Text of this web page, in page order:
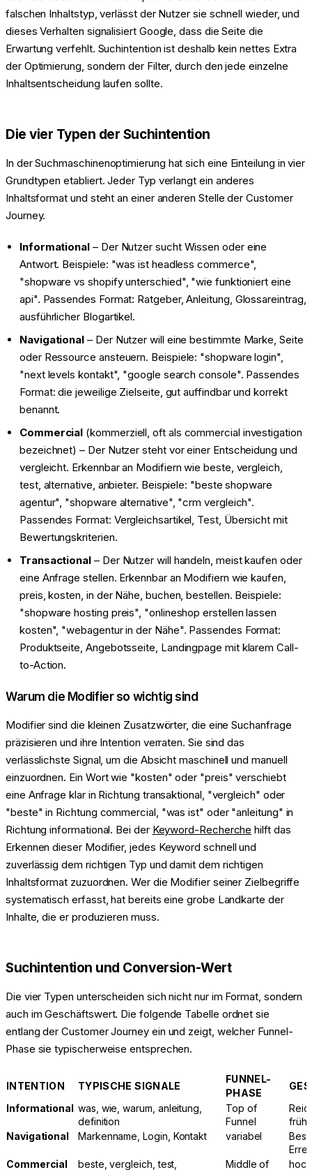
falschen Inhaltstyp, verlässt der Nutzer sie schnell wieder, und
dieses Verhalten signalisiert Google, dass die Seite die
Erwartung verfehlt. Suchintention ist deshalb kein nettes Extra
der Optimierung, sondern der Filter, durch den jede einzelne
Inhaltsentscheidung laufen sollte.
Die vier Typen der Suchintention
In der Suchmaschinenoptimierung hat sich eine Einteilung in vier
Grundtypen etabliert. Jeder Typ verlangt ein anderes
Inhaltsformat und steht an einer anderen Stelle der Customer
Journey.
Informational – Der Nutzer sucht Wissen oder eine
Antwort. Beispiele: "was ist headless commerce",
"shopware vs shopify unterschied", "wie funktioniert eine
api". Passendes Format: Ratgeber, Anleitung, Glossareintrag,
ausführlicher Blogartikel.
Navigational – Der Nutzer will eine bestimmte Marke, Seite
oder Ressource ansteuern. Beispiele: "shopware login",
"next levels kontakt", "google search console". Passendes
Format: die jeweilige Zielseite, gut auffindbar und korrekt
benannt.
Commercial (kommerziell, oft als commercial investigation
bezeichnet) – Der Nutzer steht vor einer Entscheidung und
vergleicht. Erkennbar an Modifiern wie beste, vergleich,
test, alternative, anbieter. Beispiele: "beste shopware
agentur", "shopware alternative", "crm vergleich".
Passendes Format: Vergleichsartikel, Test, Übersicht mit
Bewertungskriterien.
Transactional – Der Nutzer will handeln, meist kaufen oder
eine Anfrage stellen. Erkennbar an Modifiern wie kaufen,
preis, kosten, in der Nähe, buchen, bestellen. Beispiele:
"shopware hosting preis", "onlineshop erstellen lassen
kosten", "webagentur in der Nähe". Passendes Format:
Produktseite, Angebotsseite, Landingpage mit klarem Call-
to-Action.
Warum die Modifier so wichtig sind
Modifier sind die kleinen Zusatzwörter, die eine Suchanfrage
präzisieren und ihre Intention verraten. Sie sind das
verlässlichste Signal, um die Absicht maschinell und manuell
einzuordnen. Ein Wort wie "kosten" oder "preis" verschiebt
eine Anfrage klar in Richtung transaktional, "vergleich" oder
"beste" in Richtung commercial, "was ist" oder "anleitung" in
Richtung informational. Bei der Keyword-Recherche hilft das
Erkennen dieser Modifier, jedes Keyword schnell und
zuverlässig dem richtigen Typ und damit dem richtigen
Inhaltsformat zuzuordnen. Wer die Modifier seiner Zielbegriffe
systematisch erfasst, hat bereits eine grobe Landkarte der
Inhalte, die er produzieren muss.
Suchintention und Conversion-Wert
Die vier Typen unterscheiden sich nicht nur im Format, sondern
auch im Geschäftswert. Die folgende Tabelle ordnet sie
entlang der Customer Journey ein und zeigt, welcher Funnel-
Phase sie typischerweise entsprechen.
INTENTION TYPISCHE SIGNALE
FUNNEL-
PHASE
Informational was, wie, warum, anleitung,
definition
Top of
Funnel
Navigational
Markenname, Login, Kontakt variabel
Commercial
beste, vergleich, test,
Middle of